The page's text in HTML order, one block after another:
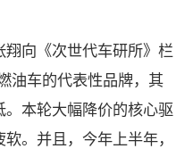
向《次世代车研所》栏
油车的代表性品牌，其
本轮大幅降价的核心驱
。并且，今年上半年，